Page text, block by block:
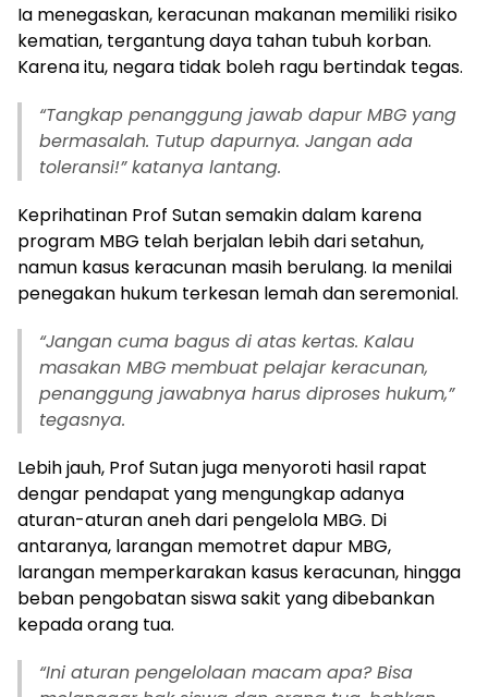
Ia menegaskan, keracunan makanan memiliki risiko
kematian, tergantung daya tahan tubuh korban.
Karena itu, negara tidak boleh ragu bertindak tegas.
“Tangkap penanggung jawab dapur MBG yang
bermasalah. Tutup dapurnya. Jangan ada
toleransi!” katanya lantang.
Keprihatinan Prof Sutan semakin dalam karena
program MBG telah berjalan lebih dari setahun,
namun kasus keracunan masih berulang. Ia menilai
penegakan hukum terkesan lemah dan seremonial.
“Jangan cuma bagus di atas kertas. Kalau
masakan MBG membuat pelajar keracunan,
penanggung jawabnya harus diproses hukum,”
tegasnya.
Lebih jauh, Prof Sutan juga menyoroti hasil rapat
dengar pendapat yang mengungkap adanya
aturan-aturan aneh dari pengelola MBG. Di
antaranya, larangan memotret dapur MBG,
larangan memperkarakan kasus keracunan, hingga
beban pengobatan siswa sakit yang dibebankan
kepada orang tua.
“Ini aturan pengelolaan macam apa? Bisa